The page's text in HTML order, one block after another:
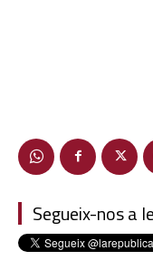
Segueix-nos a